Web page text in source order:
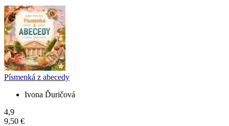
Písmenká z abecedy
Ivona Ďuričová
4,9
9,50 €